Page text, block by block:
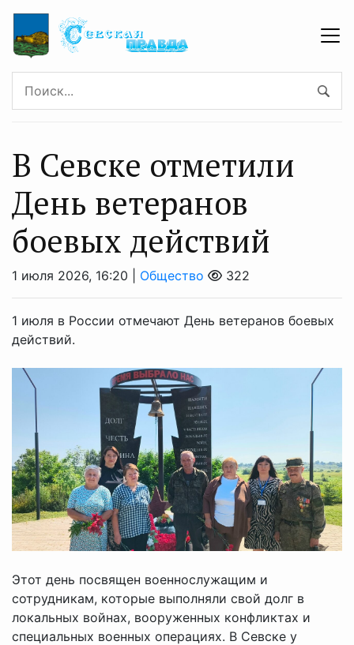
В Севске отметили
День ветеранов
боевых действий
1 июля 2026, 16:20 | Общество 322
1 июля в России отмечают День ветеранов боевых
действий.
Этот день посвящен военнослужащим и
сотрудникам, которые выполняли свой долг в
локальных войнах, вооруженных конфликтах и
специальных военных операциях. В Севске у